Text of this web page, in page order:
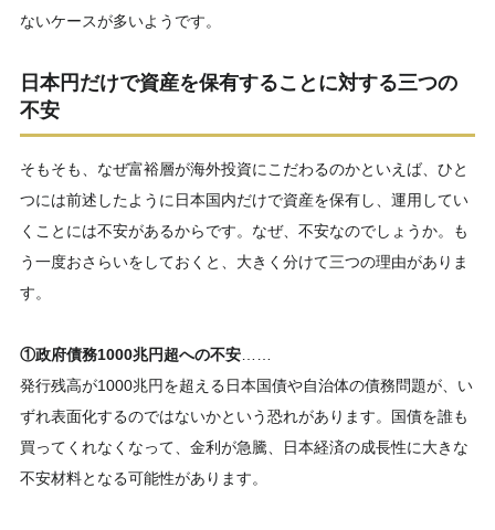
ないケースが多いようです。
日本円だけで資産を保有することに対する三つの
不安
そもそも、なぜ富裕層が海外投資にこだわるのかといえば、ひと
つには前述したように日本国内だけで資産を保有し、運用してい
くことには不安があるからです。なぜ、不安なのでしょうか。も
う一度おさらいをしておくと、大きく分けて三つの理由がありま
す。
①政府債務1000兆円超への不安
発行残高が1000兆円を超える日本国債や自治体の債務問題が、い
ずれ表面化するのではないかという恐れがあります。国債を誰も
買ってくれなくなって、金利が急騰、日本経済の成長性に大きな
不安材料となる可能性があります。